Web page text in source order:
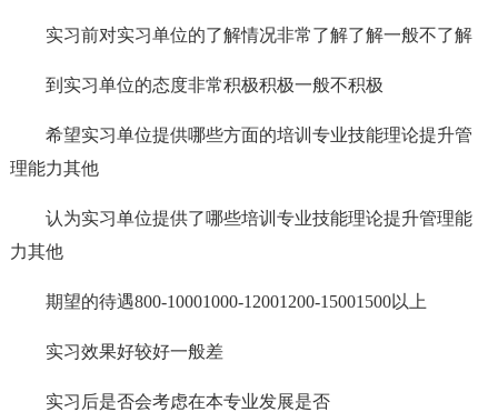
实习前对实习单位的了解情况非常了解了解一般不了解
到实习单位的态度非常积极积极一般不积极
希望实习单位提供哪些方面的培训专业技能理论提升管
理能力其他
认为实习单位提供了哪些培训专业技能理论提升管理能
力其他
期望的待遇800-10001000-12001200-15001500以上
实习效果好较好一般差
实习后是否会考虑在本专业发展是否